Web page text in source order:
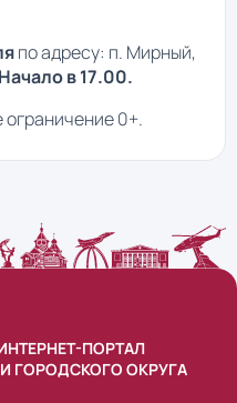
по адресу: п. Мирный,
Начало в 17.00.
0+.
ПОРТАЛ
ГОРОДСКОГО ОКРУГА